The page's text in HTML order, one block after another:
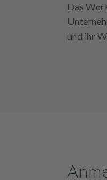
Das
und ihr